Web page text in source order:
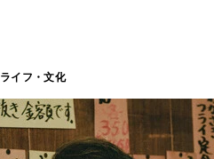
ライフ・文化